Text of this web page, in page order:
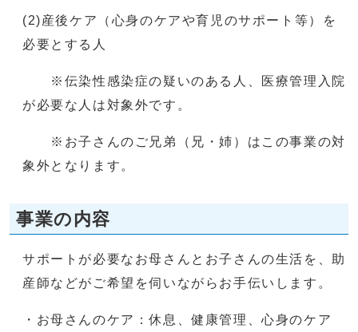
(2)産後ケア（心身のケアや育児のサポート等）を
必要とする人
※伝染性感染症の疑いのある人、医療管理入院
が必要な人は対象外です。
※お子さんのご兄弟（兄・姉）はこの事業の対
象外となります。
事業の内容
サポートが必要なお母さんとお子さんの生活を、助
産師などがご希望を伺いながらお手伝いします。
・お母さんのケア：休息、健康管理、心身のケア